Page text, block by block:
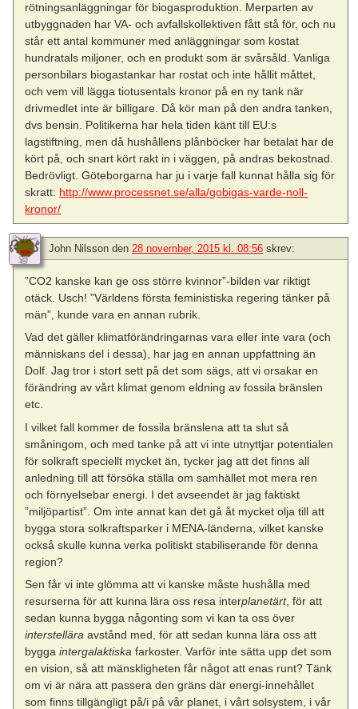
rötningsanläggningar för biogasproduktion. Merparten av
utbyggnaden har VA- och avfallskollektiven fått stå för, och nu
står ett antal kommuner med anläggningar som kostat
hundratals miljoner, och en produkt som är svårsåld. Vanliga
personbilars biogastankar har rostat och inte hållit måttet,
och vem vill lägga tiotusentals kronor på en ny tank när
drivmedlet inte är billigare. Då kör man på den andra tanken,
dvs bensin. Politikerna har hela tiden känt till EU:s
lagstiftning, men då hushållens plånböcker har betalat har de
kört på, och snart kört rakt in i väggen, på andras bekostnad.
Bedrövligt. Göteborgarna har ju i varje fall kunnat hålla sig för
skratt: http://www.processnet.se/alla/gobigas-varde-noll-
kronor/
John Nilsson den 28 november, 2015 kl. 08:56 skrev:
”CO2 kanske kan ge oss större kvinnor”-bilden var riktigt
otäck. Usch! ”Världens första feministiska regering tänker på
män”, kunde vara en annan rubrik.
Vad det gäller klimatförändringarnas vara eller inte vara (och
människans del i dessa), har jag en annan uppfattning än
Dolf. Jag tror i stort sett på det som sägs, att vi orsakar en
förändring av vårt klimat genom eldning av fossila bränslen
etc.
I vilket fall kommer de fossila bränslena att ta slut så
småningom, och med tanke på att vi inte utnyttjar potentialen
för solkraft speciellt mycket än, tycker jag att det finns all
anledning till att försöka ställa om samhället mot mera ren
och förnyelsebar energi. I det avseendet är jag faktiskt
”miljöpartist”. Om inte annat kan det gå åt mycket olja till att
bygga stora solkraftsparker i MENA-länderna, vilket kanske
också skulle kunna verka politiskt stabiliserande för denna
region?
Sen får vi inte glömma att vi kanske måste hushålla med
resurserna för att kunna lära oss resa interplanetärt, för att
sedan kunna bygga någonting som vi kan ta oss över
interstellära avstånd med, för att sedan kunna lära oss att
byggaintergalaktiska farkoster. Varför inte sätta upp det som
en vision, så att mänskligheten får något att enas runt? Tänk
om vi är nära att passera den gräns där energi-innehållet
som finns tillgängligt på/i på vår planet, i vårt solsystem, i vår